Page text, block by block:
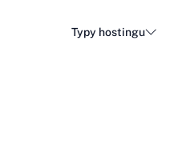
Typy hostingu